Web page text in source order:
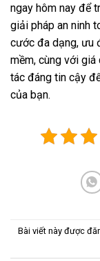
ngay hôm nay để
giải pháp an ninh
cước đa dạng, ưu
mềm, cùng với
tác đáng tin cậy
của bạn.
Bài viết này được